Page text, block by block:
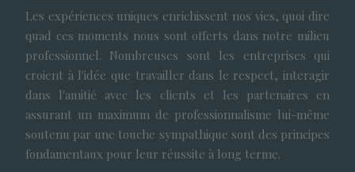
Les expériences uniques enrichissent nos vies, quoi dire
quad ces moments nous sont offerts dans notre milieu
professionnel. Nombreuses sont les entreprises qui
croient à l'idée que travailler dans le respect, interagir
dans l'amitié avec les clients et les partenaires en
assurant un maximum de professionnalisme lui-même
soutenu par une touche sympathique sont des principes
fondamentaux pour leur réussite à long terme.